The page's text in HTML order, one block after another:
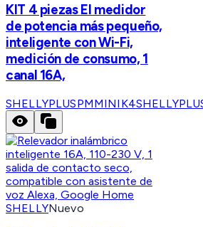
KIT 4 piezas El medidor
de potencia más pequeño,
inteligente con Wi-Fi,
medición de consumo, 1
canal 16A,
SHELLYPLUSPMMINIK4
SHELLYNuevo